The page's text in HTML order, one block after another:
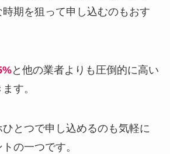
期を狙って申し込むのもおす
と他の業者よりも圧倒的に高い
す。
とつで申し込めるのも気軽に
の一つです。